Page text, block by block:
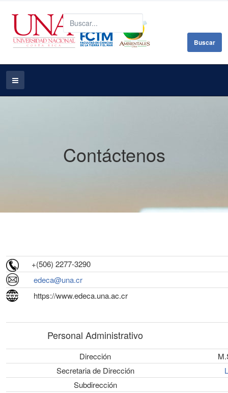
Buscar
Contáctenos
+(506) 2277-3290
edeca@una.cr
https://www.edeca.una.ac.cr
Personal Administrativo
Dirección
Secretaria de Dirección
Subdirección